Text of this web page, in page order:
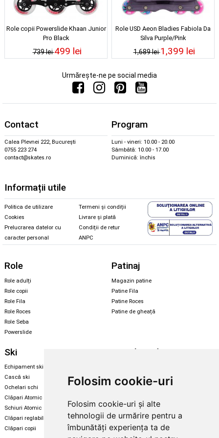
Folosim cookie-uri
Folosim cookie-uri și alte
tehnologii de urmărire pentru a
îmbunătăți experiența ta de
Role copii Powerslide Khaan Junior
Pro Black
739 lei499 lei
Role USD Aeon Bladies Fabiola Da
Silva Purple/Pink
1,689 lei1,399 lei
Urmărește-ne pe social media
Contact
Calea Plevnei 222, București
0755 223 274
contact@skates.ro
Program
Luni - vineri: 10.00 - 20.00
Sâmbătă: 10.00 - 17.00
Duminică: închis
Informații utile
Politica de utilizare
Cookies
Prelucrarea datelor cu
caracter personal
Termeni și condiții
Livrare și plată
Condiții de retur
ANPC
Role
Role adulți
Role copii
Role Fila
Role Roces
Role Seba
Powerslide
Patinaj
Magazin patine
Patine Fila
Patine Roces
Patine de gheață
Ski
Echipament ski
Cască ski
Ochelari schi
Clăpari Atomic
Schiuri Atomic
Clăpari reglabili
Clăpari copii
Snowboard
Echipament snowboard
Legături Rome SDS
Skate & longboard
Enuff Skateboards